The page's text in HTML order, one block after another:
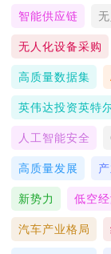
智能供应链
无人化设备采购
高质量数据集
英伟达投资英特
人工智能安全
高质量发展
新势力 低空
汽车产业格局